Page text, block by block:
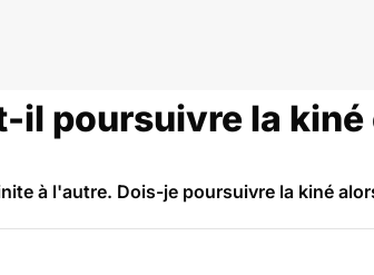
il poursuivre la kiné
à l'autre. Dois-je poursuivre la kiné